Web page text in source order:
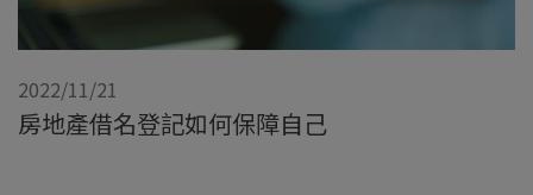
2022/11/21
房地產借名登記如何保障自己